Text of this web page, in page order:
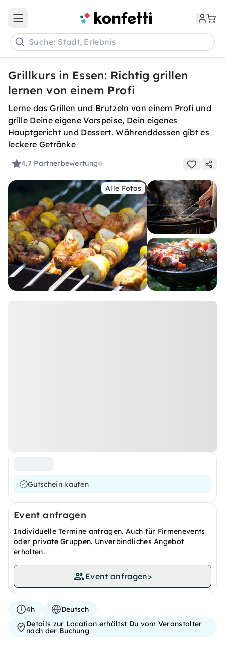
Open main menu
Suche: Stadt, Erlebnis
Grillkurs in Essen: Richtig grillen
lernen von einem Profi
Lerne das Grillen und Brutzeln von einem Profi und
grille Deine eigene Vorspeise, Dein eigenes
Hauptgericht und Dessert. Währenddessen gibt es
leckere Getränke
4.7 Partnerbewertung
Alle Fotos
Gutschein kaufen
Event anfragen
Individuelle Termine anfragen. Auch für Firmenevents
oder private Gruppen. Unverbindliches Angebot
erhalten.
Event anfragen>
4h
Deutsch
Details zur Location erhältst Du vom Veranstalter
nach der Buchung